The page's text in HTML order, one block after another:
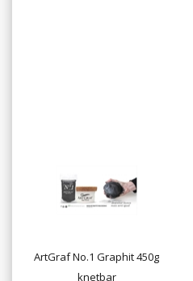
ArtGraf No.1 Graphit 450g
knetbar